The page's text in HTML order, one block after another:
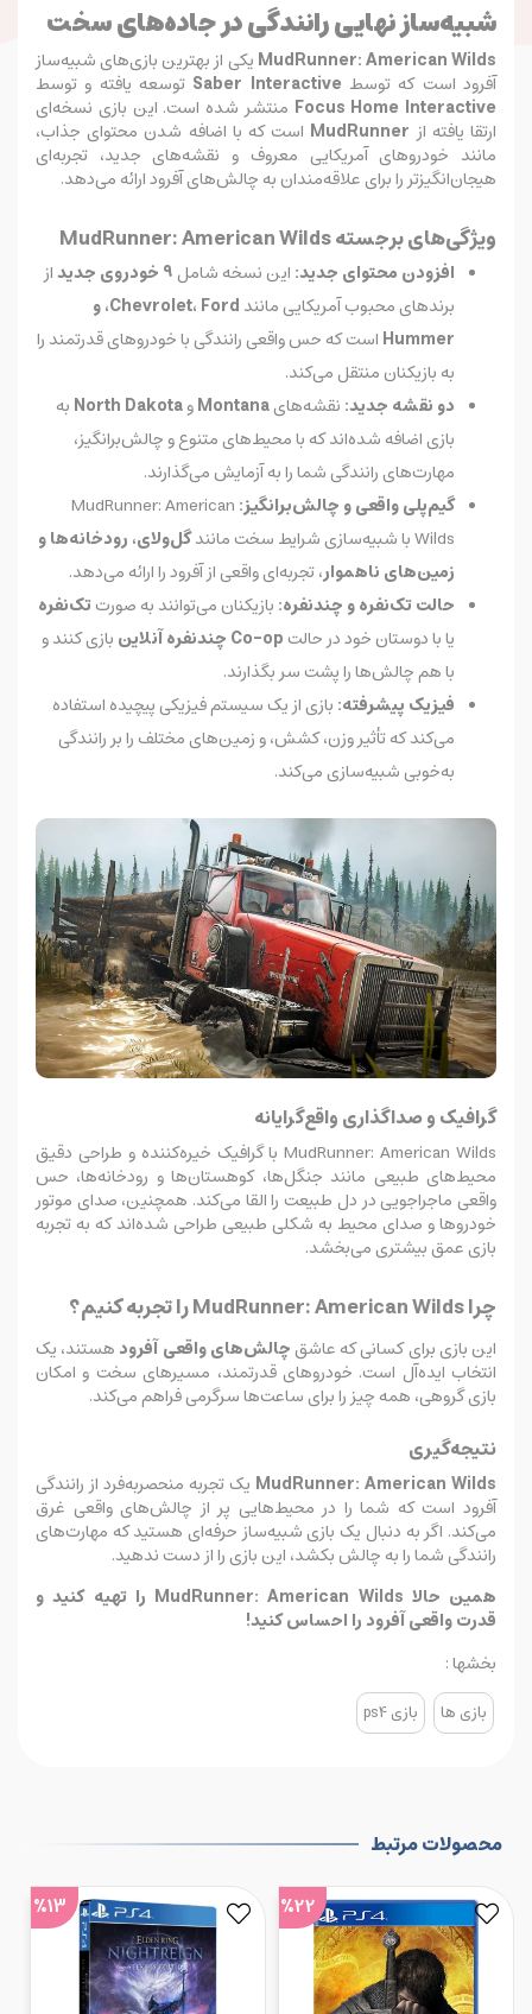
شبیه‌ساز نهایی رانندگی در جاده‌های سخت
MudRunner: American Wilds یکی از بهترین بازی‌های شبیه‌ساز
آفرود است که توسط Saber Interactive توسعه یافته و توسط
Focus Home Interactive منتشر شده است. این بازی نسخه‌ای
ارتقا یافته از MudRunner است که با اضافه شدن محتوای جذاب،
مانند خودروهای آمریکایی معروف و نقشه‌های جدید، تجربه‌ای
هیجان‌انگیزتر را برای علاقه‌مندان به چالش‌های آفرود ارائه می‌دهد.
ویژگی‌های برجسته MudRunner: American Wilds
افزودن محتوای جدید: این نسخه شامل 9 خودروی جدید
از
برندهای محبوب آمریکایی مانند
Chevrolet، Ford، و
Hummer است که حس واقعی رانندگی با خودروهای قدرتمند را
به بازیکنان منتقل می‌کند.
دو نقشه جدید: نقشه‌هایMontanaوNorth Dakota به
بازی اضافه شده‌اند که با محیط‌های متنوع و چالش‌برانگیز،
مهارت‌های رانندگی شما را به آزمایش می‌گذارند.
گیم‌پلی واقعی و چالش‌برانگیز: MudRunner: American
Wilds با شبیه‌سازی شرایط سخت مانند
گل‌ولای، رودخانه‌ها و
زمین‌های ناهموار، تجربه‌ای واقعی از آفرود را ارائه می‌دهد.
حالت تک‌نفره و چندنفره: بازیکنان می‌توانند به صورت تک‌نفره
یا با دوستان خود در حالت Co-op چندنفره آنلاین
بازی کنند و
با هم چالش‌ها را پشت سر بگذارند.
فیزیک پیشرفته: بازی از یک سیستم فیزیکی پیچیده استفاده
می‌کند که تأثیر وزن، کشش، و زمین‌های مختلف را بر رانندگی
به‌خوبی شبیه‌سازی می‌کند.
گرافیک و صداگذاری واقع‌گرایانه
MudRunner: American Wilds با گرافیک خیره‌کننده و طراحی دقیق
محیط‌های طبیعی مانند جنگل‌ها، کوهستان‌ها و رودخانه‌ها، حس
واقعی ماجراجویی در دل طبیعت را القا می‌کند. همچنین، صدای موتور
خودروها و صدای محیط به شکلی طبیعی طراحی شده‌اند که به تجربه
بازی عمق بیشتری می‌بخشد.
چرا MudRunner: American Wilds را تجربه کنیم؟
این بازی برای کسانی که عاشق چالش‌های واقعی آفرود هستند، یک
انتخاب ایده‌آل است. خودروهای قدرتمند، مسیرهای سخت و امکان
بازی گروهی، همه چیز را برای ساعت‌ها سرگرمی فراهم می‌کند.
نتیجه‌گیری
MudRunner: American Wilds یک تجربه منحصربه‌فرد از رانندگی
آفرود است که شما را در محیط‌هایی پر از چالش‌های واقعی غرق
می‌کند. اگر به دنبال یک بازی شبیه‌ساز حرفه‌ای هستید که مهارت‌های
رانندگی شما را به چالش بکشد، این بازی را از دست ندهید.
همین حالا MudRunner: American Wilds را تهیه کنید و
قدرت واقعی آفرود را احساس کنید!
بخشها :
بازی ها بازی ps4
محصولات مرتبط
%22
%13